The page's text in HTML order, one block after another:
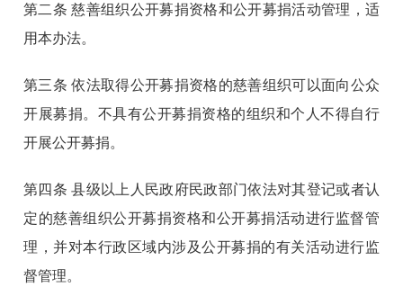
第二条慈善组织公开募捐资格和公开募捐活动管理，适
用本办法。
第三条 依法取得公开募捐资格的慈善组织可以面向公众
开展募捐。不具有公开募捐资格的组织和个人不得自行
开展公开募捐。
第四条县级以上人民政府民政部门依法对其登记或者认
定的慈善组织公开募捐资格和公开募捐活动进行监督管
理，并对本行政区域内涉及公开募捐的有关活动进行监
督管理。